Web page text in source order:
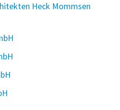
Heck Mommsen